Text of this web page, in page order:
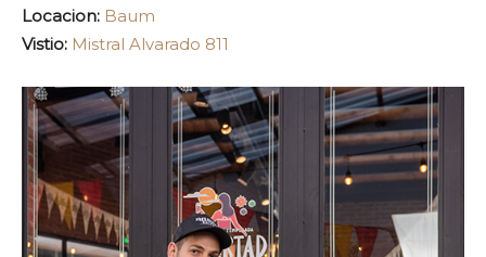
Locacion: Baum
Vistio: Mistral Alvarado 811